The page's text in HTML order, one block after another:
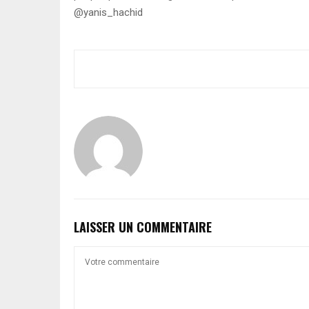
@yanis_hachid
LAISSER UN COMMENTAIRE